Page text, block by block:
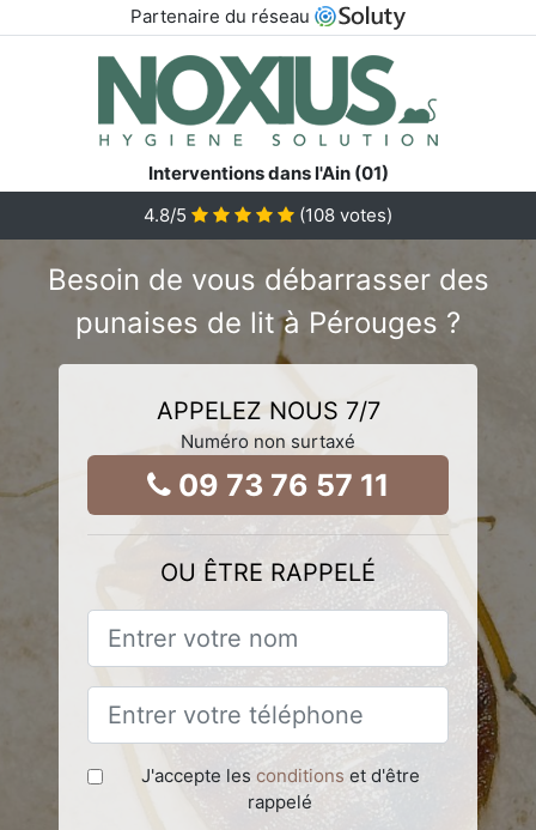
Partenaire du réseau
Interventions dans l'Ain (01)
4.8/5 (108 votes)
Besoin de vous débarrasser des
punaises de lit à Pérouges ?
APPELEZ NOUS 7/7
Numéro non surtaxé
09 73 76 57 11
OU ÊTRE RAPPELÉ
J'accepte les conditions et d'être
rappelé